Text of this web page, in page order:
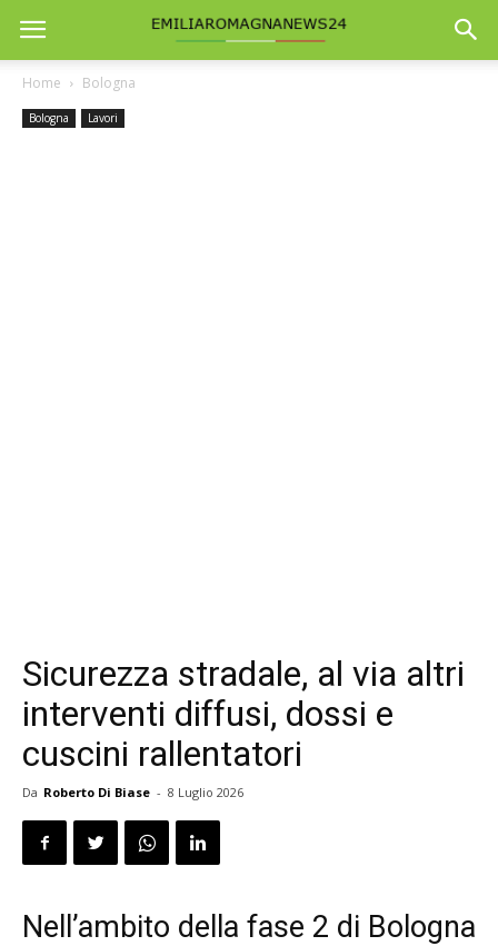
Home Bologna
Bologna Lavori
Sicurezza stradale, al via altri
interventi diffusi, dossi e
cuscini rallentatori
Da Roberto Di Biase - 8 Luglio 2026
Nell’ambito della fase 2 di Bologna